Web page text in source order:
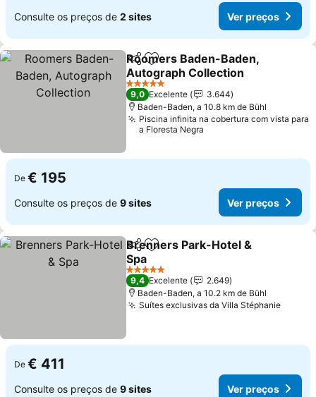
Consulte os preços de 2 sites Ver preços
PartilharAdicionar aos favoritos
Roomers Baden-Baden,
Autograph Collection
5 Estrelas
9,0 Excelente
3.644
Baden-Baden, a 10.8 km de Bühl
Piscina infinita na cobertura com vista para
a Floresta Negra
De € 195
Consulte os preços de 9 sites Ver preços
PartilharAdicionar aos favoritos
Brenners Park-Hotel &
Spa
5 Estrelas
9,4 Excelente
2.649
Baden-Baden, a 10.2 km de Bühl
Suítes exclusivas da Villa Stéphanie
De € 411
Consulte os preços de 9 sites Ver preços